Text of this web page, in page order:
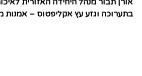
אורן תבור מנהל היחידה האזורית
בתערוכה וגזע עץ אקליפטוס –